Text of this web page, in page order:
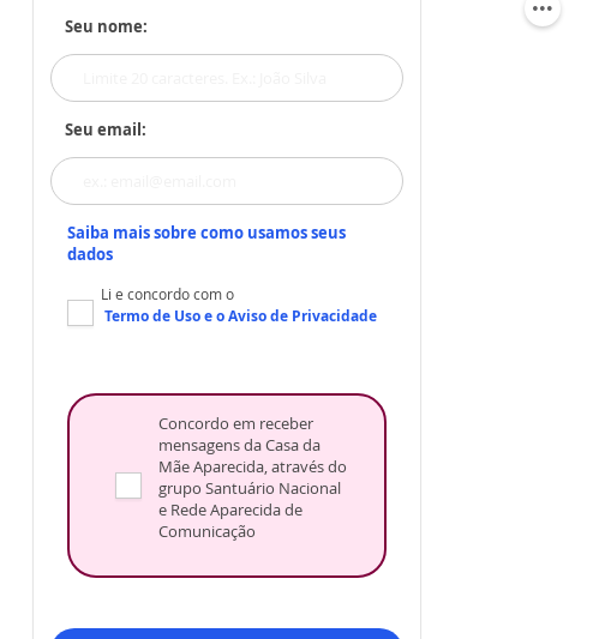
Seu nome:
Seu email:
Saiba mais sobre como usamos seus
dados
Li e concordo com o
Termo de Usoe oAviso de Privacidade
Concordo em receber
mensagens da Casa da
Mãe Aparecida, através do
grupo Santuário Nacional
e Rede Aparecida de
Comunicação